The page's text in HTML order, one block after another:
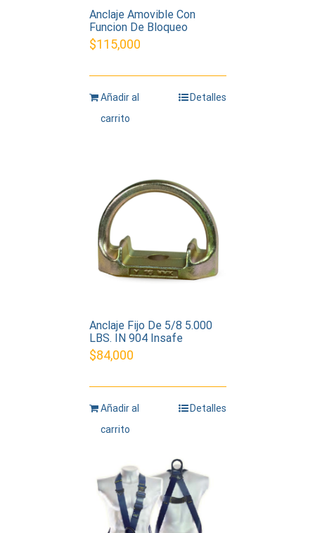
Anclaje Amovible Con
Funcion De Bloqueo
$115,000
Añadir al
carrito
Detalles
Anclaje Fijo De 5/8 5.000
LBS. IN 904 Insafe
$84,000
Añadir al
carrito
Detalles